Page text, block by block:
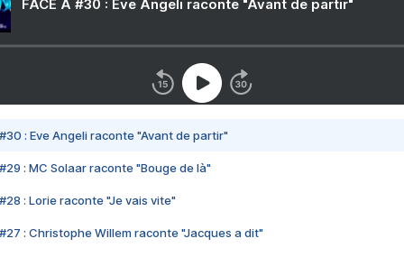
FACE A #30 : Eve Angeli raconte "Avant de partir"
#30 : Eve Angeli raconte "Avant de partir"
#29 : MC Solaar raconte "Bouge de là"
#28 : Lorie raconte "Je vais vite"
#27 : Christophe Willem raconte "Jacques a dit"